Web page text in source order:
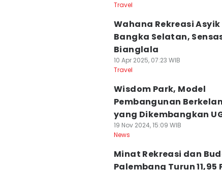
Travel
Wahana Rekreasi Asyik
Bangka Selatan,
Bianglala
10 Apr 2025, 07:23 WIB
Travel
Wisdom Park, Model
Pembangunan
yang Dikembangkan
19 Nov 2024, 15:09 WIB
News
Minat Rekreasi dan
Palembang Turun 11,95